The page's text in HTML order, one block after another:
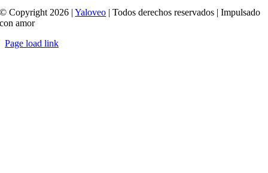
© Copyright 2026 |Yaloveo | Todos derechos reservados | Impulsado
con amor
Page load link